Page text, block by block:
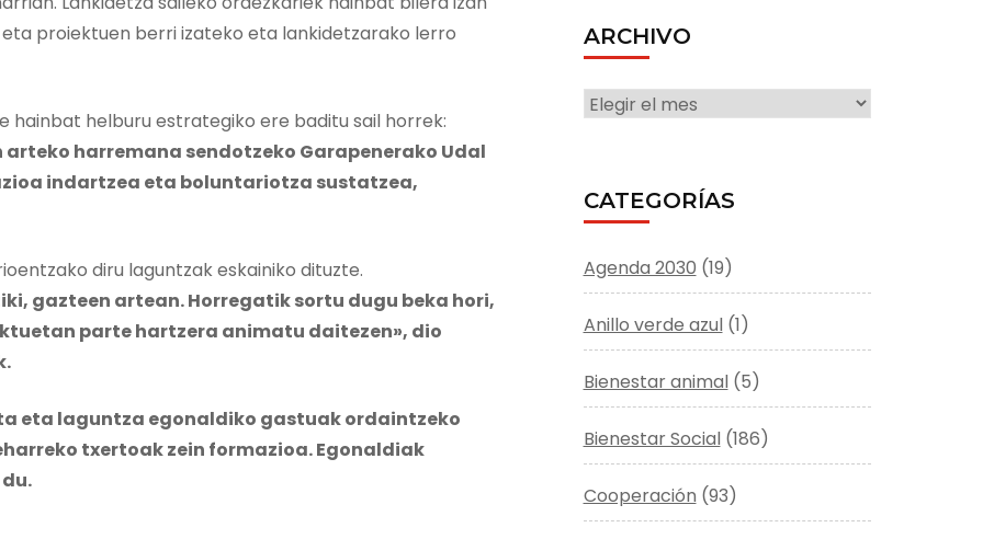
proiektuen berri izateko eta lankidetzarako lerro
helburu estrategiko ere baditu sail horrek:
harremana sendotzeko Garapenerako Udal
indartzea eta boluntariotza sustatzea,
diru laguntzak eskainiko dituzte.
gazteen artean. Horregatik sortu dugu beka hori,
parte hartzera animatu daitezen», dio
eta laguntza egonaldiko gastuak ordaintzeko
txertoak zein formazioa. Egonaldiak
ARCHIVO
ARCHIVO
CATEGORÍAS
Agenda 2030 (19)
Anillo verde azul(1)
Bienestar animal(5)
Bienestar Social(186)
Cooperación (93)